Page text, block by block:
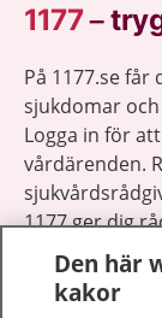
1177–
På 1177.se
sjukdomar
Logga in för
vårdärenden.
1177 ger dig
Den här
kakor